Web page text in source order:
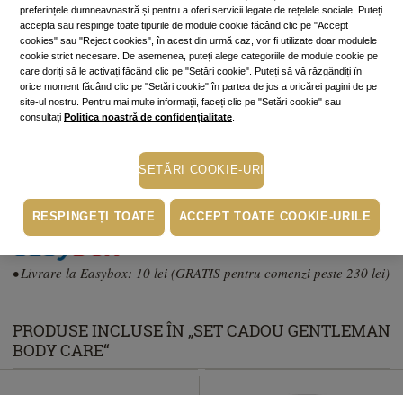
ADAUGĂ ÎN COŞ
Cumperi acum, plătești mai târziu
Până la 6 rate fără dobândă
În funcție de cardul tău de credit, poți plăti în până la 6 rate alegând
varianta potrivită direct pe pagina procesatorului de plăți PayU.
Ridicare gratuită din magazine
Livrare prin curier: 15 lei (GRATIS pentru comenzi peste 230 lei)
• Livrare la Easybox: 10 lei (GRATIS pentru comenzi peste 230 lei)
PRODUSE INCLUSE ÎN „SET CADOU GENTLEMAN
BODY CARE“
preferințele dumneavoastră și pentru a oferi servicii legate de rețelele sociale. Puteți
accepta sau respinge toate tipurile de module cookie făcând clic pe "Accept
cookies" sau "Reject cookies", în acest din urmă caz, vor fi utilizate doar modulele
cookie strict necesare. De asemenea, puteți alege categoriile de module cookie pe
care doriți să le activați făcând clic pe "Setări cookie". Puteți să vă răzgândiți în
orice moment făcând clic pe "Setări cookie" în partea de jos a oricărei pagini de pe
site-ul nostru. Pentru mai multe informații, faceți clic pe "Setări cookie" sau
consultați Politica noastră de confidențialitate
SETĂRI COOKIE-URI
RESPINGEȚI TOATE ACCEPT TOATE COOKIE-URILE